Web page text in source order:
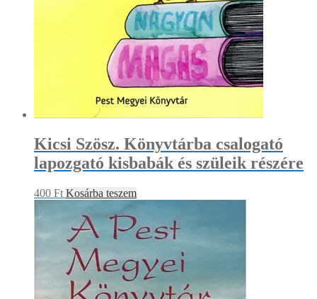
Kicsi Szösz. Könyvtárba csalogató
lapozgató kisbabák és szüleik részére
400 Ft Kosárba teszem